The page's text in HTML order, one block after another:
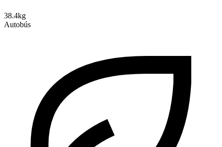
38.4kg
Autobús